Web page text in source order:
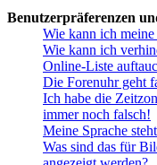
Benutzerpräferenzen
Wie kann ich
Wie kann ich
Online-Liste
Die Forenuhr geht
Ich habe die
immer noch falsch!
Meine Sprache
Was sind das für